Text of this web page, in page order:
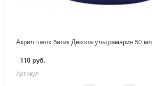
Акрил шелк батик Декола ультрамарин 50 мл
110 руб.
Артикул